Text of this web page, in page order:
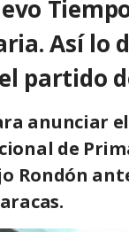
Así lo
partido
anunciar
de
Rondón